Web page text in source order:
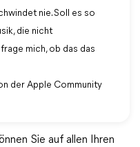
nie. Soll es so
die nicht
mich, ob das das
der Apple Community
Sie auf allen Ihren